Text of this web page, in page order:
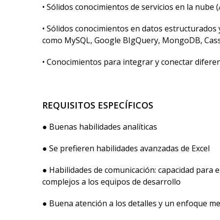
• Sólidos conocimientos de servicios en la nube
• Sólidos conocimientos en datos
como MySQL, Google BIgQuery, MongoDB,
• Conocimientos para integrar y conectar
REQUISITOS ESPECÍFICOS
● Buenas habilidades analíticas
● Se prefieren habilidades avanzadas de Excel
● Habilidades de comunicación: capacidad
complejos a los equipos de desarrollo
● Buena atención a los detalles y un enfoque